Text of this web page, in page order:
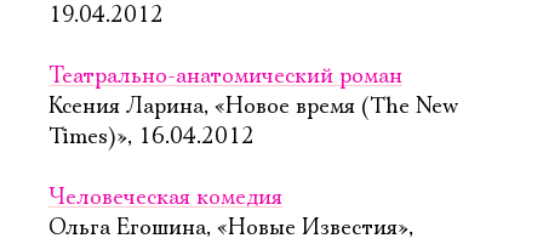
19.04.2012
Театрально-анатомический роман
Ксения Ларина, «Новое время (The New
Times)», 16.04.2012
Человеческая комедия
Ольга Егошина, «Новые Известия»,